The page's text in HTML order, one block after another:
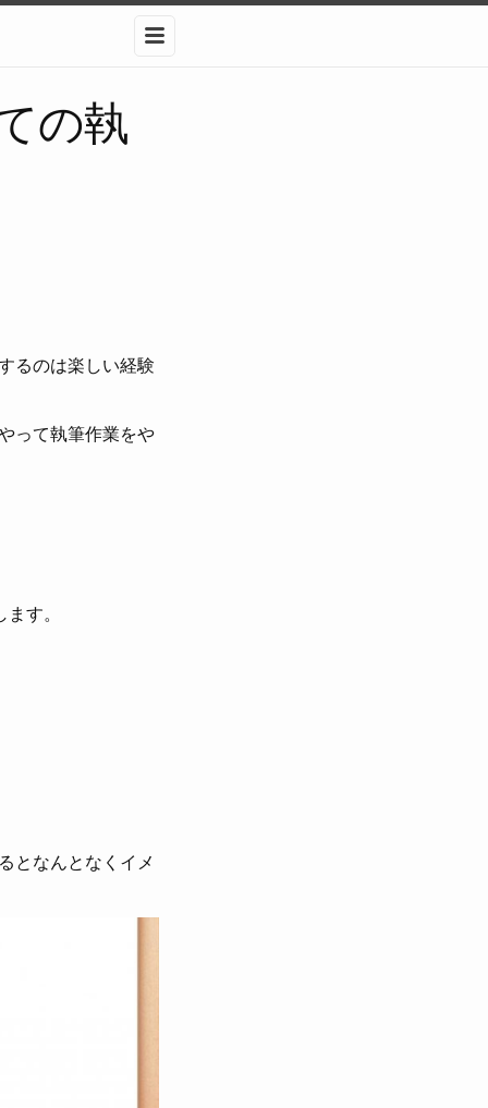
メニュー
の執
るのは楽しい経験
って執筆作業をや
す。
となんとなくイメ